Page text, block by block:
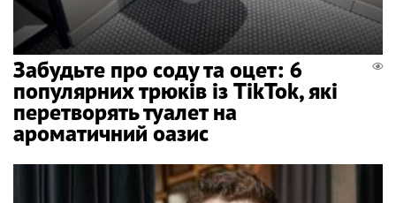
Забудьте про соду та оцет: 6
популярних трюків із TikTok, які
перетворять туалет на
ароматичний оазис